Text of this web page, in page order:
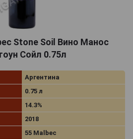
Stone Soil Вино Манос
Сойл 0.75л
Аргентина
0.75 л
14.3%
2018
55 Malbec